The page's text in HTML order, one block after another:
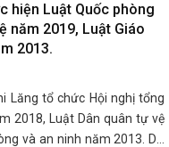
hiện Luật Quốc phòng
năm 2019, Luật Giáo
2013.
Lăng tổ chức Hội nghị tổng
2018, Luật Dân quân tự vệ
và an ninh năm 2013. Dự